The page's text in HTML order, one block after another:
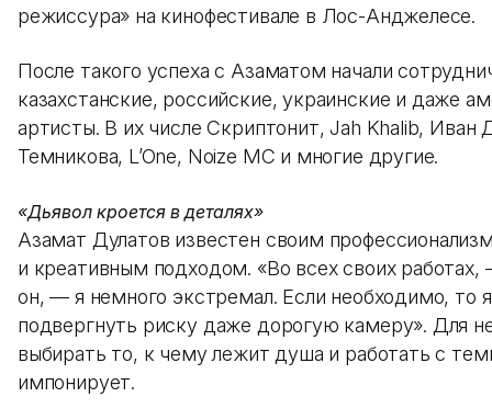
режиссура» на кинофестивале в Лос-Анджелесе.
После такого успеха с Азаматом начали
казахстанские, российские, украинские и даже
артисты. В их числе Скриптонит, Jah Khalib, Иван
Темникова, L’One, Noize MC и многие другие.
«Дьявол кроется в деталях»
Азамат Дулатов известен своим
и креативным подходом. «Во всех своих работах,
он, — я немного экстремал. Если необходимо, то
подвергнуть риску даже дорогую камеру». Для
выбирать то, к чему лежит душа и работать с
импонирует.